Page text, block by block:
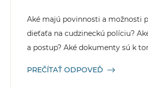
Aké majú povinnosti a možnosti
dieťaťa na cudzineckú políciu?
a postup? Aké dokumenty sú k
PREČÍTAŤ ODPOVEĎ